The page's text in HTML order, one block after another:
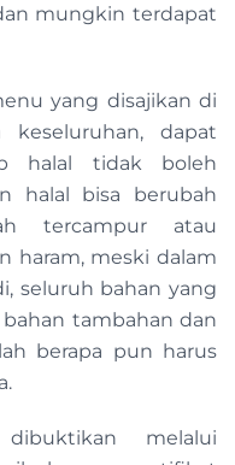
mungkin terdapat
yang disajikan di
keseluruhan, dapat
halal tidak boleh
halal bisa berubah
tercampur atau
haram, meski dalam
seluruh bahan yang
tambahan dan
berapa pun harus
melalui